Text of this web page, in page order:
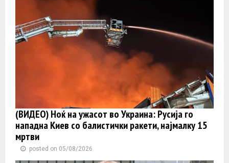
(ВИДЕО) Ноќ на ужасот во Украина: Русија го
нападна Киев со балистички ракети, најмалку 15
мртви
posted on 05/08/2026